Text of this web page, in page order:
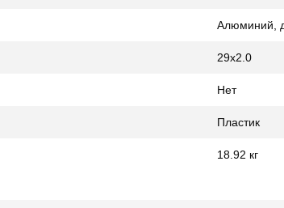
Алюминий,
29x2.0
Нет
Пластик
18.92 кг